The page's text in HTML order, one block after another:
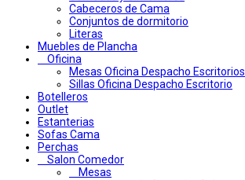
Cabeceros de Cama
Conjuntos de dormitorio
Literas
Muebles de Plancha
Oficina
Mesas Oficina Despacho Escritorios
Sillas Oficina Despacho Escritorio
Botelleros
Outlet
Estanterias
Sofas Cama
Perchas
Salon Comedor
Mesas